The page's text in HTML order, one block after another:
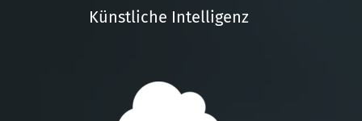
Künstliche Intelligenz